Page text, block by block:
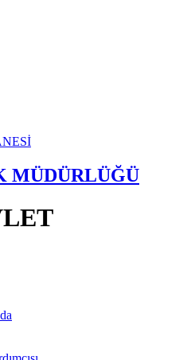
MÜDÜRLÜĞÜ